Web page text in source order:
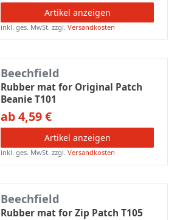
Artikel anzeigen
inkl. ges. MwSt. zzgl.Versandkosten
Beechfield
Rubber mat for Original Patch
Beanie T101
ab 4,59 €
Artikel anzeigen
inkl. ges. MwSt. zzgl.Versandkosten
Beechfield
Rubber mat for Zip Patch T105